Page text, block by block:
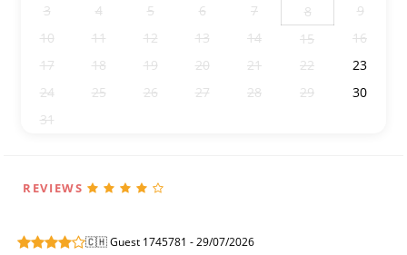
3
4 5 6 7 8
9
10
11 12 13 14 15
16
17
18 19 20 21 22
23
24
25 26 27 28 29
30
31
REVIEWS
🇨🇭 Guest 1745781 - 29/07/2026